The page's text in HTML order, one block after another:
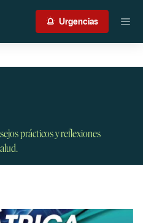
Urgencias
Patient
prácticos y reflexiones